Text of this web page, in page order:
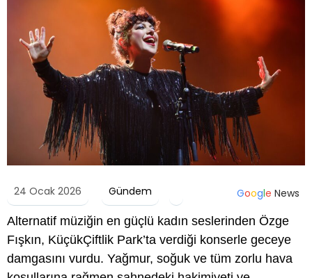
24 Ocak 2026 Gündem Google News
Alternatif müziğin en güçlü kadın seslerinden Özge
Fışkın, KüçükÇiftlik Park’ta verdiği konserle geceye
damgasını vurdu. Yağmur, soğuk ve tüm zorlu hava